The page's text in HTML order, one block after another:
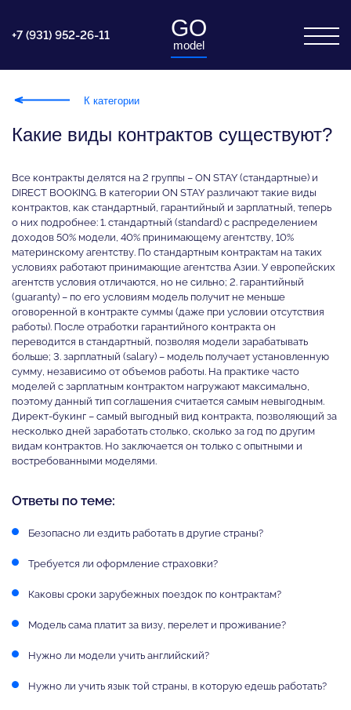
GO
model
+7 (931) 952-26-11
К категории
Какие виды контрактов существуют?
Все контракты делятся на 2 группы – ON STAY (стандартные) и
DIRECT BOOKING. В категории ON STAY различают такие виды
контрактов, как стандартный, гарантийный и зарплатный, теперь
о них подробнее: 1. стандартный (standard) с распределением
доходов 50% модели, 40% принимающему агентству, 10%
материнскому агентству. По стандартным контрактам на таких
условиях работают принимающие агентства Азии. У европейских
агентств условия отличаются, но не сильно; 2. гарантийный
(guaranty) – по его условиям модель получит не меньше
оговоренной в контракте суммы (даже при условии отсутствия
работы). После отработки гарантийного контракта он
переводится в стандартный, позволяя модели зарабатывать
больше; 3. зарплатный (salary) – модель получает установленную
сумму, независимо от объемов работы. На практике часто
моделей с зарплатным контрактом нагружают максимально,
поэтому данный тип соглашения считается самым невыгодным.
Директ-букинг – самый выгодный вид контракта, позволяющий за
несколько дней заработать столько, сколько за год по другим
видам контрактов. Но заключается он только с опытными и
востребованными моделями.
Ответы по теме:
Безопасно ли ездить работать в другие страны?
Требуется ли оформление страховки?
Каковы сроки зарубежных поездок по контрактам?
Модель сама платит за визу, перелет и проживание?
Нужно ли модели учить английский?
Нужно ли учить язык той страны, в которую едешь работать?